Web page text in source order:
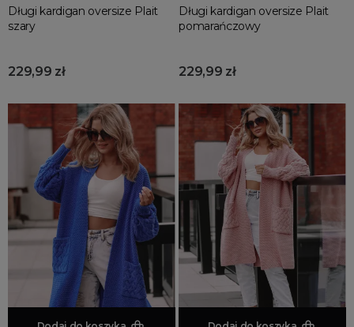
Najnowsze produkty
Spring sale
Złote produkty
Wiosenne Uroczystości
Letnie Uroczystości
Jesienne Uroczystości
Zimowe Uroczystości
HOT SALE
Produkty Tygodnia
Różowy Październik
Black Friday
Cyber Monday
Długi kardigan oversize Plait
szary
229,99 zł
Długi kardigan oversize Plait
pomarańczowy
229,99 zł